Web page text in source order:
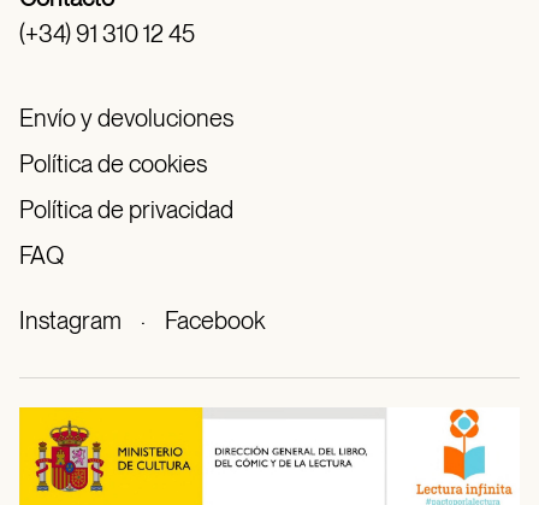
(+34) 91 310 12 45
Envío y devoluciones
Política de cookies
Política de privacidad
FAQ
Instagram · Facebook